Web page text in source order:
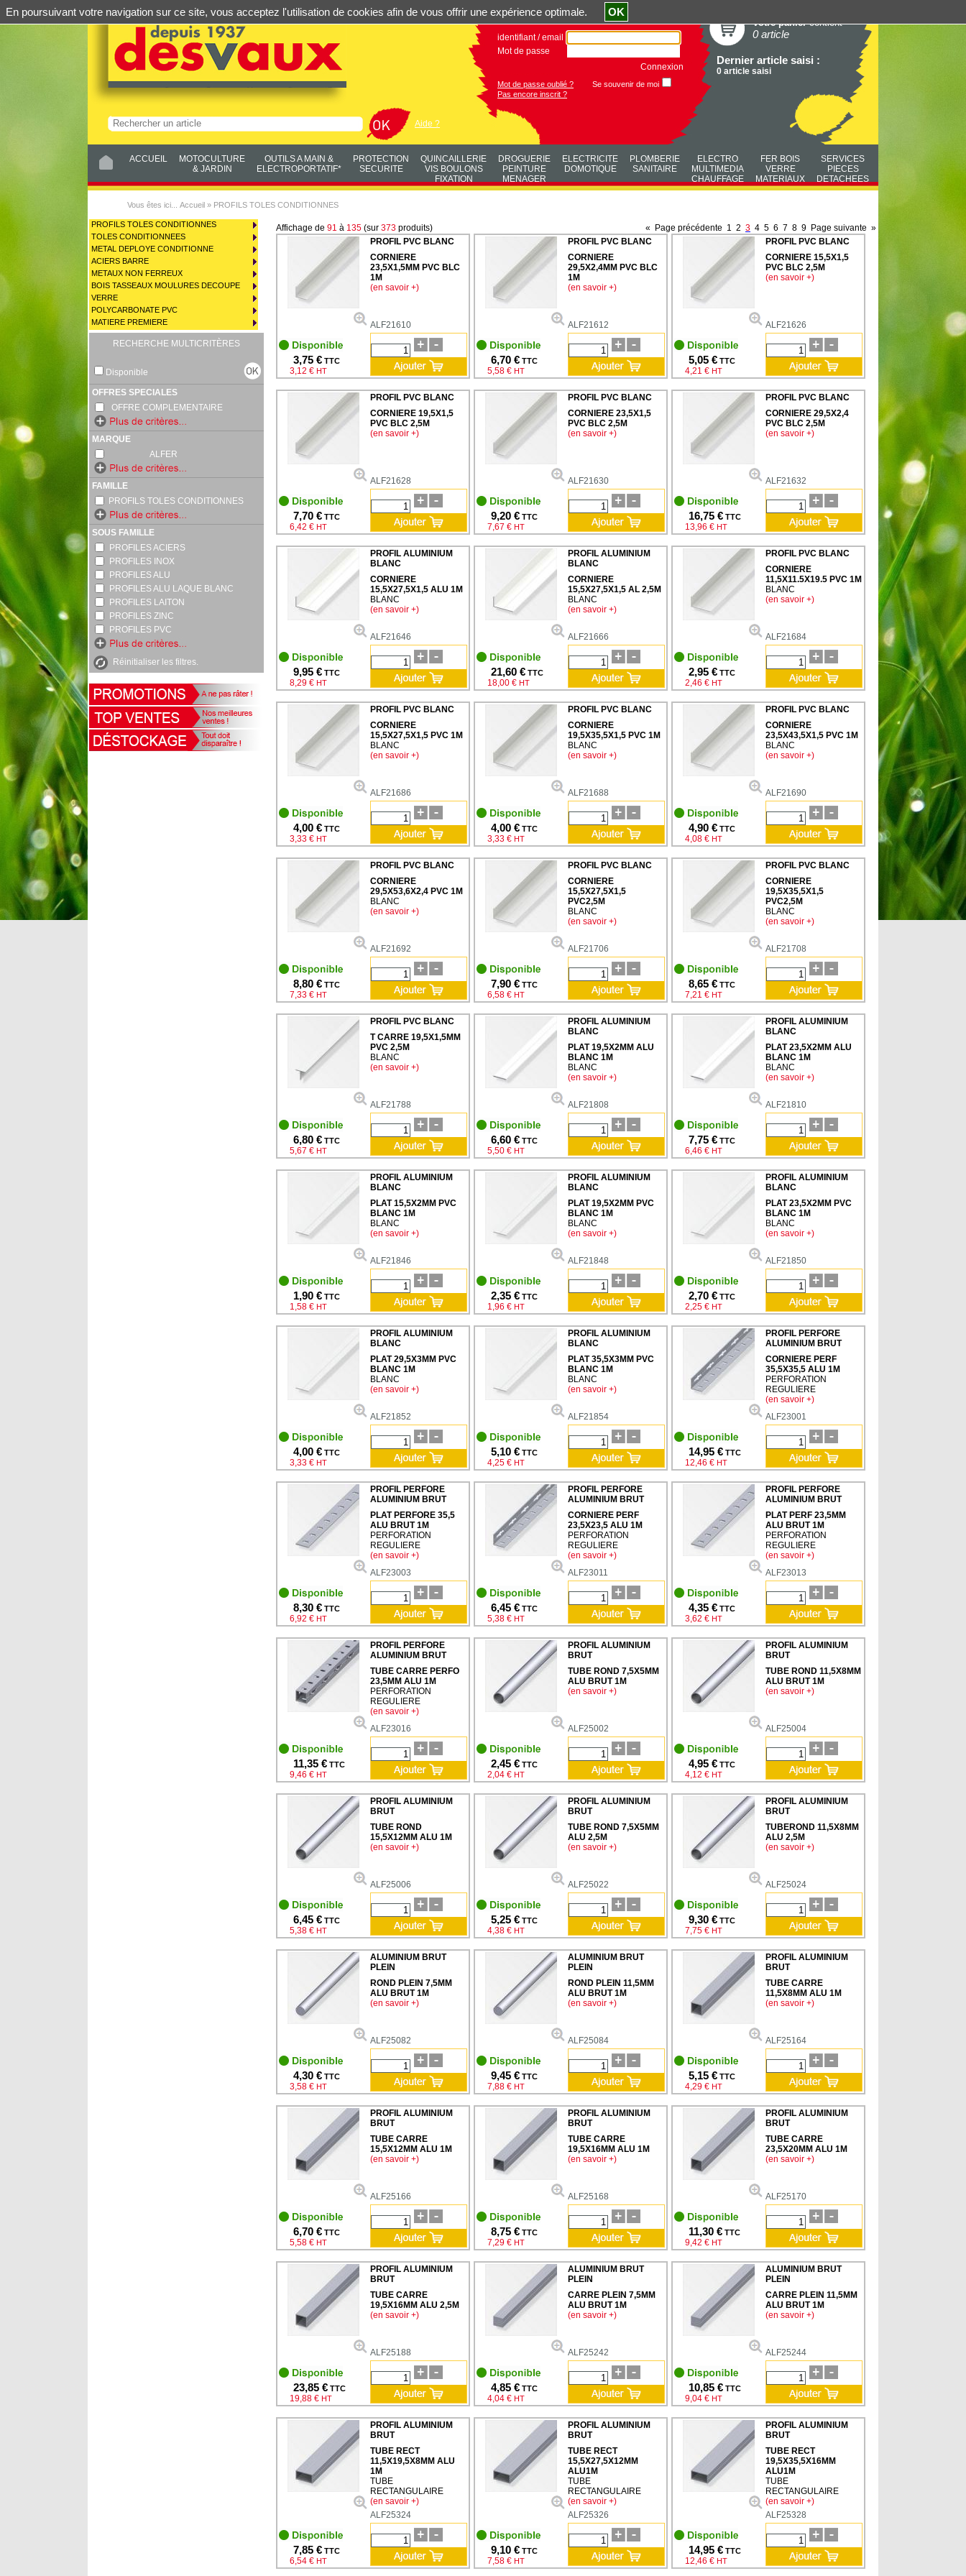
Aide ?
identifiant / email
Mot de passe
Connexion
Mot de passe oublié ?
Se souvenir de moi
Pas encore inscrit ?
Votre paniercontient
0 article
Dernier article saisi :
0 article saisi
ACCUEIL
MOTOCULTURE
& JARDIN
OUTILS A MAIN &
ELECTROPORTATIF*
PROTECTION
SECURITE
QUINCAILLERIE
VIS BOULONS
FIXATION
DROGUERIE
PEINTURE
MENAGER
ELECTRICITE
DOMOTIQUE
PLOMBERIE
SANITAIRE
ELECTRO
MULTIMEDIA
CHAUFFAGE
FER BOIS
VERRE
MATERIAUX
SERVICES
PIECES
DETACHEES
Vous êtes ici... Accueil » PROFILS TOLES CONDITIONNES
RECHERCHE MULTICRITÈRES
Disponible
OFFRES SPECIALES
OFFRE COMPLEMENTAIRE
MARQUE
ALFER
FAMILLE
PROFILS TOLES CONDITIONNES
SOUS FAMILLE
PROFILES ACIERS
PROFILES INOX
PROFILES ALU
PROFILES ALU LAQUE BLANC
PROFILES LAITON
PROFILES ZINC
PROFILES PVC
Réinitialiser les filtres.
Affichage de 91 à 135 (sur 373 produits) « Page précédente 1 2 3 4 5 6 7 8 9 Page suivante »
3,75 € TTC
3,12 € HT
PROFIL PVC BLANC
CORNIERE
23,5X1,5MM PVC BLC
1M
(en savoir +)
ALF21610
6,70 € TTC
5,58 € HT
PROFIL PVC BLANC
CORNIERE
29,5X2,4MM PVC BLC
1M
(en savoir +)
ALF21612
5,05 € TTC
4,21 € HT
PROFIL PVC BLANC
CORNIERE 15,5X1,5
PVC BLC 2,5M
(en savoir +)
ALF21626
7,70 € TTC
6,42 € HT
PROFIL PVC BLANC
CORNIERE 19,5X1,5
PVC BLC 2,5M
(en savoir +)
ALF21628
9,20 € TTC
7,67 € HT
PROFIL PVC BLANC
CORNIERE 23,5X1,5
PVC BLC 2,5M
(en savoir +)
ALF21630
16,75 € TTC
13,96 € HT
PROFIL PVC BLANC
CORNIERE 29,5X2,4
PVC BLC 2,5M
(en savoir +)
ALF21632
9,95 € TTC
8,29 € HT
PROFIL ALUMINIUM
BLANC
CORNIERE
15,5X27,5X1,5 ALU 1M
BLANC
(en savoir +)
ALF21646
21,60 € TTC
18,00 € HT
PROFIL ALUMINIUM
BLANC
CORNIERE
15,5X27,5X1,5 AL 2,5M
BLANC
(en savoir +)
ALF21666
2,95 € TTC
2,46 € HT
PROFIL PVC BLANC
CORNIERE
11,5X11.5X19.5 PVC 1M
BLANC
(en savoir +)
ALF21684
4,00 € TTC
3,33 € HT
PROFIL PVC BLANC
CORNIERE
15,5X27,5X1,5 PVC 1M
BLANC
(en savoir +)
ALF21686
4,00 € TTC
3,33 € HT
PROFIL PVC BLANC
CORNIERE
19,5X35,5X1,5 PVC 1M
BLANC
(en savoir +)
ALF21688
4,90 € TTC
4,08 € HT
PROFIL PVC BLANC
CORNIERE
23,5X43,5X1,5 PVC 1M
BLANC
(en savoir +)
ALF21690
8,80 € TTC
7,33 € HT
PROFIL PVC BLANC
CORNIERE
29,5X53,6X2,4 PVC 1M
BLANC
(en savoir +)
ALF21692
7,90 € TTC
6,58 € HT
PROFIL PVC BLANC
CORNIERE
15,5X27,5X1,5
PVC2,5M
BLANC
(en savoir +)
ALF21706
8,65 € TTC
7,21 € HT
PROFIL PVC BLANC
CORNIERE
19,5X35,5X1,5
PVC2,5M
BLANC
(en savoir +)
ALF21708
6,80 € TTC
5,67 € HT
PROFIL PVC BLANC
T CARRE 19,5X1,5MM
PVC 2,5M
BLANC
(en savoir +)
ALF21788
6,60 € TTC
5,50 € HT
PROFIL ALUMINIUM
BLANC
PLAT 19,5X2MM ALU
BLANC 1M
BLANC
(en savoir +)
ALF21808
7,75 € TTC
6,46 € HT
PROFIL ALUMINIUM
BLANC
PLAT 23,5X2MM ALU
BLANC 1M
BLANC
(en savoir +)
ALF21810
1,90 € TTC
1,58 € HT
PROFIL ALUMINIUM
BLANC
PLAT 15,5X2MM PVC
BLANC 1M
BLANC
(en savoir +)
ALF21846
2,35 € TTC
1,96 € HT
PROFIL ALUMINIUM
BLANC
PLAT 19,5X2MM PVC
BLANC 1M
BLANC
(en savoir +)
ALF21848
2,70 € TTC
2,25 € HT
PROFIL ALUMINIUM
BLANC
PLAT 23,5X2MM PVC
BLANC 1M
BLANC
(en savoir +)
ALF21850
4,00 € TTC
3,33 € HT
PROFIL ALUMINIUM
BLANC
PLAT 29,5X3MM PVC
BLANC 1M
BLANC
(en savoir +)
ALF21852
5,10 € TTC
4,25 € HT
PROFIL ALUMINIUM
BLANC
PLAT 35,5X3MM PVC
BLANC 1M
BLANC
(en savoir +)
ALF21854
14,95 € TTC
12,46 € HT
PROFIL PERFORE
ALUMINIUM BRUT
CORNIERE PERF
35,5X35,5 ALU 1M
PERFORATION
REGULIERE
(en savoir +)
ALF23001
8,30 € TTC
6,92 € HT
PROFIL PERFORE
ALUMINIUM BRUT
PLAT PERFORE 35,5
ALU BRUT 1M
PERFORATION
REGULIERE
(en savoir +)
ALF23003
6,45 € TTC
5,38 € HT
PROFIL PERFORE
ALUMINIUM BRUT
CORNIERE PERF
23,5X23,5 ALU 1M
PERFORATION
REGULIERE
(en savoir +)
ALF23011
4,35 € TTC
3,62 € HT
PROFIL PERFORE
ALUMINIUM BRUT
PLAT PERF 23,5MM
ALU BRUT 1M
PERFORATION
REGULIERE
(en savoir +)
ALF23013
11,35 € TTC
9,46 € HT
PROFIL PERFORE
ALUMINIUM BRUT
TUBE CARRE PERFO
23,5MM ALU 1M
PERFORATION
REGULIERE
(en savoir +)
ALF23016
2,45 € TTC
2,04 € HT
PROFIL ALUMINIUM
BRUT
TUBE ROND 7,5X5MM
ALU BRUT 1M
(en savoir +)
ALF25002
4,95 € TTC
4,12 € HT
PROFIL ALUMINIUM
BRUT
TUBE ROND 11,5X8MM
ALU BRUT 1M
(en savoir +)
ALF25004
6,45 € TTC
5,38 € HT
PROFIL ALUMINIUM
BRUT
TUBE ROND
15,5X12MM ALU 1M
(en savoir +)
ALF25006
5,25 € TTC
4,38 € HT
PROFIL ALUMINIUM
BRUT
TUBE ROND 7,5X5MM
ALU 2,5M
(en savoir +)
ALF25022
9,30 € TTC
7,75 € HT
PROFIL ALUMINIUM
BRUT
TUBEROND 11,5X8MM
ALU 2,5M
(en savoir +)
ALF25024
4,30 € TTC
3,58 € HT
ALUMINIUM BRUT
PLEIN
ROND PLEIN 7,5MM
ALU BRUT 1M
(en savoir +)
ALF25082
9,45 € TTC
7,88 € HT
ALUMINIUM BRUT
PLEIN
ROND PLEIN 11,5MM
ALU BRUT 1M
(en savoir +)
ALF25084
5,15 € TTC
4,29 € HT
PROFIL ALUMINIUM
BRUT
TUBE CARRE
11,5X8MM ALU 1M
(en savoir +)
ALF25164
6,70 € TTC
5,58 € HT
PROFIL ALUMINIUM
BRUT
TUBE CARRE
15,5X12MM ALU 1M
(en savoir +)
ALF25166
8,75 € TTC
7,29 € HT
PROFIL ALUMINIUM
BRUT
TUBE CARRE
19,5X16MM ALU 1M
(en savoir +)
ALF25168
11,30 € TTC
9,42 € HT
PROFIL ALUMINIUM
BRUT
TUBE CARRE
23,5X20MM ALU 1M
(en savoir +)
ALF25170
23,85 € TTC
19,88 € HT
PROFIL ALUMINIUM
BRUT
TUBE CARRE
19,5X16MM ALU 2,5M
(en savoir +)
ALF25188
4,85 € TTC
4,04 € HT
ALUMINIUM BRUT
PLEIN
CARRE PLEIN 7,5MM
ALU BRUT 1M
(en savoir +)
ALF25242
10,85 € TTC
9,04 € HT
ALUMINIUM BRUT
PLEIN
CARRE PLEIN 11,5MM
ALU BRUT 1M
(en savoir +)
ALF25244
7,85 € TTC
6,54 € HT
PROFIL ALUMINIUM
BRUT
TUBE RECT
11,5X19,5X8MM ALU
1M
TUBE
RECTANGULAIRE
(en savoir +)
ALF25324
9,10 € TTC
7,58 € HT
PROFIL ALUMINIUM
BRUT
TUBE RECT
15,5X27,5X12MM
ALU1M
TUBE
RECTANGULAIRE
(en savoir +)
ALF25326
14,95 € TTC
12,46 € HT
PROFIL ALUMINIUM
BRUT
TUBE RECT
19,5X35,5X16MM
ALU1M
TUBE
RECTANGULAIRE
(en savoir +)
ALF25328
En poursuivant votre navigation sur ce site, vous acceptez l'utilisation de cookies afin de vous offrir une expérience optimale. OK
PROFILS TOLES CONDITIONNES
TOLES CONDITIONNEES
METAL DEPLOYE CONDITIONNE
ACIERS BARRE
METAUX NON FERREUX
BOIS TASSEAUX MOULURES DECOUPE
VERRE
POLYCARBONATE PVC
MATIERE PREMIERE